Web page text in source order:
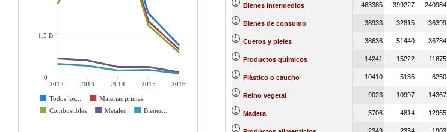
2012 2013 2014 2015
2016
Todos los...
Materias primas
Combustibles
Metales Bienes...
1.5 B
0
Bienes intermedios 463385 399227 240984
Bienes de consumo 38933 32815 36399
Cueros y pieles 38636 51440 36784
Productos químicos 14241 15222 11675
Plástico o caucho 10410 5135 6250
Reino vegetal 9023 10997 14367
Madera 3706 4814 12965
2349 2334 1903